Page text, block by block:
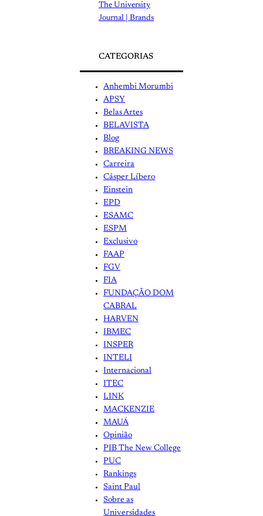
The University
Journal | Brands
CATEGORIAS
Anhembi Morumbi
APSY
Belas Artes
BELAVISTA
Blog
BREAKING NEWS
Carreira
Cásper Líbero
Einstein
EPD
ESAMC
ESPM
Exclusivo
FAAP
FGV
FIA
FUNDAÇÃO DOM
CABRAL
HARVEN
IBMEC
INSPER
INTELI
Internacional
ITEC
LINK
MACKENZIE
MAUÁ
Opinião
PIB The New College
PUC
Rankings
Saint Paul
Sobre as
Universidades